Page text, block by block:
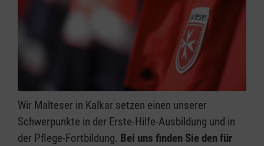
Wir Malteser in Kalkar setzen einen unserer
Schwerpunkte in der Erste-Hilfe-Ausbildung und in
der Pflege-Fortbildung. Bei uns finden Sie den für